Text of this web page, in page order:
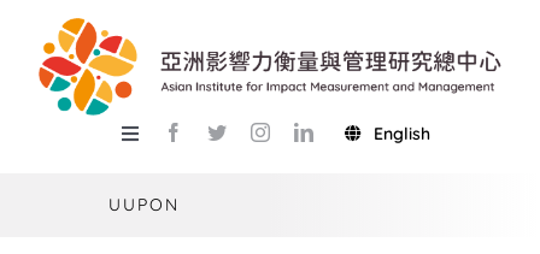
content
Toggle
English
UUPON